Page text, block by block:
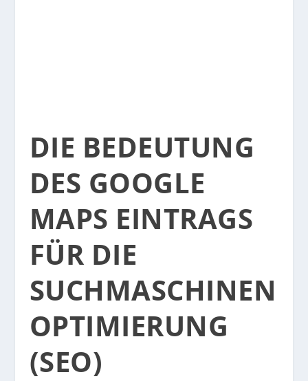
DIE BEDEUTUNG
DES GOOGLE
MAPS EINTRAGS
FÜR DIE
SUCHMASCHINEN
OPTIMIERUNG
(SEO)